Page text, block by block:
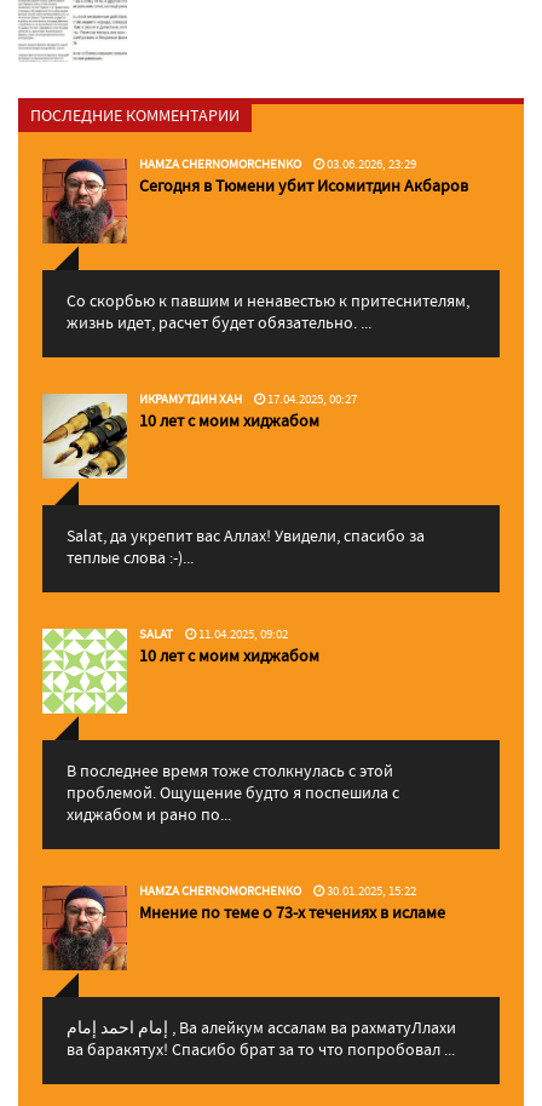
ПОСЛЕДНИЕ КОММЕНТАРИИ
HAMZA CHERNOMORCHENKO 03.06.2026, 23:29
Сегодня в Тюмени убит Исомитдин Акбаров
Со скорбью к павшим и ненавестью к притеснителям,
жизнь идет, расчет будет обязательно. ...
ИКРАМУТДИН ХАН 17.04.2025, 00:27
10 лет с моим хиджабом
Salat, да укрепит вас Аллаx! Увидели, спасибо за
теплые слова :-)...
SALAT 11.04.2025, 09:02
10 лет с моим хиджабом
В последнее время тоже столкнулась с этой
проблемой. Ощущение будто я поспешила с
хиджабом и рано по...
HAMZA CHERNOMORCHENKO 30.01.2025, 15:22
Мнение по теме о 73-х течениях в исламе
إمام احمد إمام , Ва алейкум ассалам ва рахматуЛлахи
ва баракятух! Спасибо брат за то что попробовал ...